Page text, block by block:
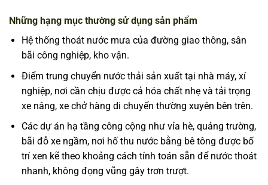
Những hạng mục thường sử dụng sản phẩm
Hệ thống thoát nước mưa của đường giao thông, sân
bãi công nghiệp, kho vận.
Điểm trung chuyển nước thải sản xuất tại nhà máy, xí
nghiệp, nơi cần chịu được cả hóa chất nhẹ và tải trọng
xe nâng, xe chở hàng di chuyển thường xuyên bên trên.
Các dự án hạ tầng công cộng như vỉa hè, quảng trường,
bãi đỗ xe ngầm, nơi hố thu nước bằng bê tông được bố
trí xen kẽ theo khoảng cách tính toán sẵn để nước thoát
nhanh, không đọng vũng gây trơn trượt.